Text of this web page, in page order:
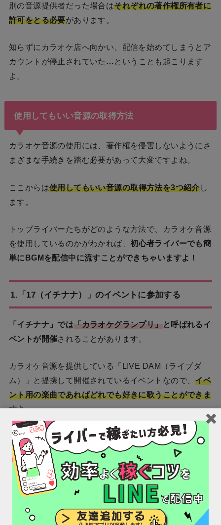
別の音源提供者だった場合はそれぞれの著作権所有者に
許可をとる必要があります。
知らずにカラオケ店へ向かい、配信を始めてしまうとア
カウントが停止されていた … ということも起こります
よ。
使用してもいい音源の取得方法
カラオケ音源の使用には、著作権を侵害しないようにさ
まざまな手続きを踏む必要があって大変ですよね。
ここからは使用してもいい音源の取得方法を3つ紹介し
ます。
トップライバーたちがどのような方法で、カラオケ音源
を使用しているのかがわかれば、初心者ライバーでも簡
単にBGMを配信中に流すことができちゃいますよ！
1.「17（イチナナ）」のイベントに参加する
「イチナナ」では 「カラオケグランプリ」
と呼ばれるイ
ベントが開催されることがあります。
カラオケ音源を提供している「LIVE DAM（ライブダ
ム）」と提携して開催されているイベントなので、 イベ
ント用の楽曲であればどれでも好きに歌うことができま
すよ。
使用した楽曲は後から許可をもらう必要もありませんの
で、カラオケ配信がしてみたいライバーは積極的にイベ
ントへ参加してみるといいかもしれません。
2.「YouTube」から音源をダウンロード